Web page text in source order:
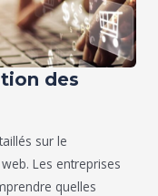
des
sur le
Les entreprises
quelles